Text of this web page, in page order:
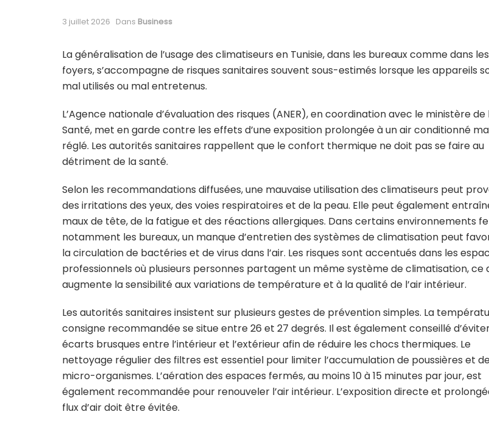
3 juillet 2026 Dans Business
La généralisation de l’usage des climatiseurs en Tunisie, dans les bureaux comme dans les
foyers, s’accompagne de risques sanitaires souvent sous-estimés lorsque les appareils
mal utilisés ou mal entretenus.
L’Agence nationale d’évaluation des risques (ANER), en coordination avec le ministère de
Santé, met en garde contre les effets d’une exposition prolongée à un air conditionné
réglé. Les autorités sanitaires rappellent que le confort thermique ne doit pas se faire au
détriment de la santé.
Selon les recommandations diffusées, une mauvaise utilisation des climatiseurs peut
des irritations des yeux, des voies respiratoires et de la peau. Elle peut également
maux de tête, de la fatigue et des réactions allergiques. Dans certains environnements
notamment les bureaux, un manque d’entretien des systèmes de climatisation peut
la circulation de bactéries et de virus dans l’air. Les risques sont accentués dans les
professionnels où plusieurs personnes partagent un même système de climatisation, ce
augmente la sensibilité aux variations de température et à la qualité de l’air intérieur.
Les autorités sanitaires insistent sur plusieurs gestes de prévention simples. La
consigne recommandée se situe entre 26 et 27 degrés. Il est également conseillé
écarts brusques entre l’intérieur et l’extérieur afin de réduire les chocs thermiques. Le
nettoyage régulier des filtres est essentiel pour limiter l’accumulation de poussières et
micro-organismes. L’aération des espaces fermés, au moins 10 à 15 minutes par jour, est
également recommandée pour renouveler l’air intérieur. L’exposition directe et
flux d’air doit être évitée.